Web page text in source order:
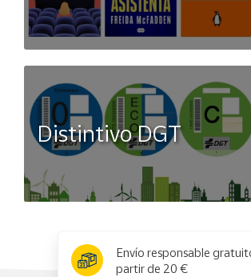
Distintivo DGT
Envío responsable
partir de 20 €